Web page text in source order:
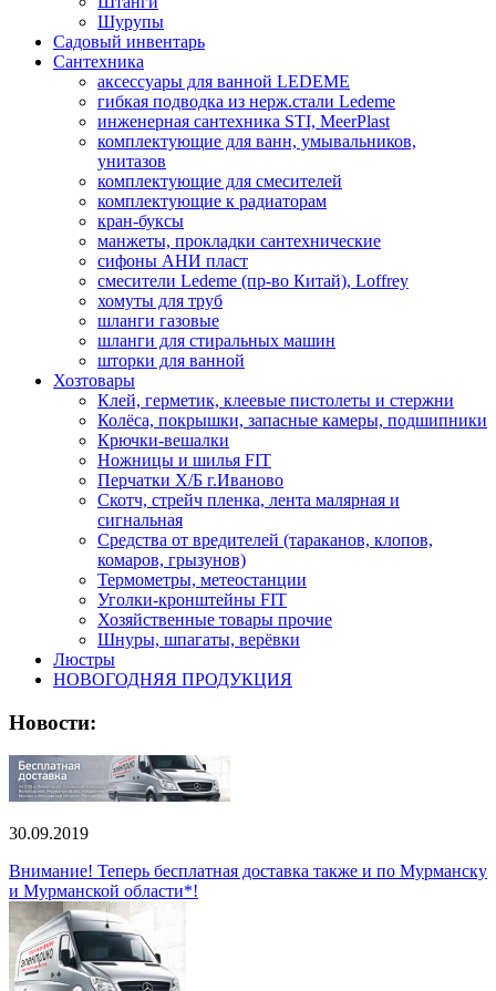
Шурупы
Садовый инвентарь
Сантехника
аксессуары для ванной LEDEME
гибкая подводка из нерж.стали Ledeme
инженерная сантехника STI, MeerPlast
комплектующие для ванн, умывальников,
унитазов
комплектующие для смесителей
комплектующие к радиаторам
кран-буксы
манжеты, прокладки сантехнические
сифоны АНИ пласт
смесители Ledeme (пр-во Китай), Loffrey
хомуты для труб
шланги газовые
шланги для стиральных машин
шторки для ванной
Хозтовары
Клей, герметик, клеевые пистолеты и стержни
Колёса, покрышки, запасные камеры, подшипники
Крючки-вешалки
Ножницы и шилья FIT
Перчатки Х/Б г.Иваново
Скотч, стрейч пленка, лента малярная и
сигнальная
Средства от вредителей (тараканов, клопов,
комаров, грызунов)
Термометры, метеостанции
Уголки-кронштейны FIT
Хозяйственные товары прочие
Шнуры, шпагаты, верёвки
Люстры
НОВОГОДНЯЯ ПРОДУКЦИЯ
Новости:
30.09.2019
Внимание! Теперь бесплатная доставка также и по Мурманску
и Мурманской области*!